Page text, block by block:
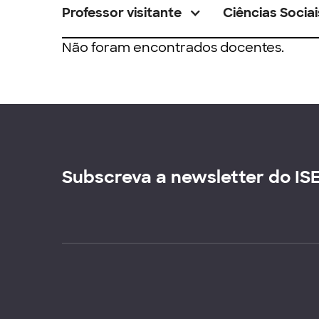
Professor visitante Ciências
Não foram encontrados docentes.
Subscreva a newsletter do